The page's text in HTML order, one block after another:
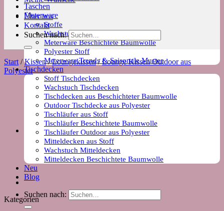
Taschen
Meterware
Stoffe
Wachstuch Stoff
Meterware Beschichtete Baumwolle
Polyester Stoff
Meterware Trends & Saisonale Muster
Tischdecken
Stoff Tischdecken
Wachstuch Tischdecken
Tischdecken aus Beschichteter Baumwolle
Outdoor Tischdecke aus Polyester
Tischläufer aus Stoff
Tischläufer Beschichtete Baumwolle
Tischläufer Outdoor aus Polyester
Mitteldecken aus Stoff
Wachstuch Mitteldecken
Mitteldecken Beschichtete Baumwolle
Neu
Blog
Suchen nach:
Über uns
Kontakt
Suchen nach:
Start / Kissen / Loungekissen / Lounge Kissen Outdoor aus
Polyester
Kategorien